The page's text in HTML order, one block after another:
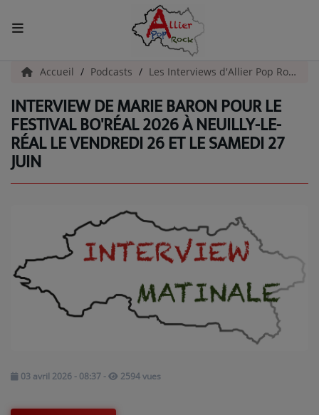
ACCUEIL
Actualités
INFOS - ALLIER
EMISSIONS
ARTISTES
PODCASTS
Accueil Podcasts Les Interviews d'Allier Pop Rock
INTERVIEW DE MARIE BARON POUR LE
FESTIVAL BO'RÉAL 2026 À NEUILLY-LE-
RÉAL LE VENDREDI 26 ET LE SAMEDI 27
JUIN
03 avril 2026 - 08:37 - 2594 vues